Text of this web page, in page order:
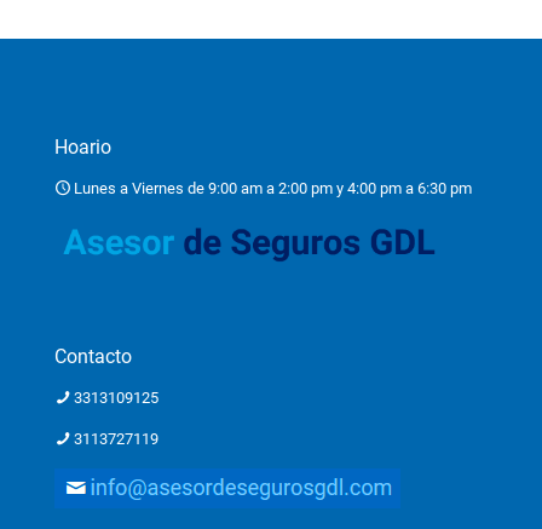
Hoario
Lunes a Viernes de 9:00 am a 2:00 pm y 4:00 pm a 6:30 pm
Contacto
3313109125
3113727119